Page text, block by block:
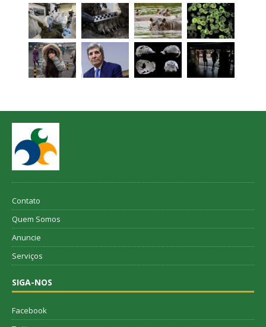
Contato
Quem Somos
Anuncie
Serviços
SIGA-NOS
Facebook